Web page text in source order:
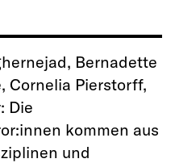
Bernadette
Cornelia Pierstorff,
Die
kommen aus
und